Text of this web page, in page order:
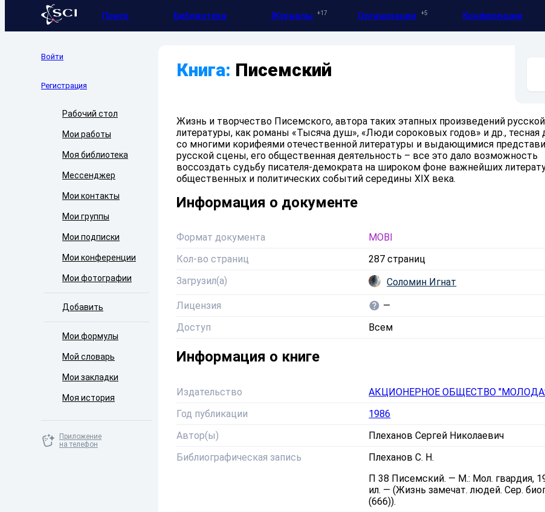
Поиск Библиотека Журналы 17 Организации 5 Конференции
Войти
Регистрация
Рабочий стол
Мои работы
Моя библиотека
Мессенджер
Мои контакты
Мои группы
Мои подписки
Мои конференции
Мои фотографии
Добавить
Мои формулы
Мой словарь
Мои закладки
Моя история
Приложение
на телефон
Книга: Писемский
Жизнь и творчество Писемского, автора таких этапных произведений русской
литературы, как романы «Тысяча душ», «Люди сороковых годов» и др., тесная
со многими корифеями отечественной литературы и выдающимися
русской сцены, его общественная деятельность – все это дало возможность
воссоздать судьбу писателя-демократа на широком фоне важнейших
общественных и политических событий середины XIX века.
Информация о документе
Формат документа
MOBI
Кол-во страниц
287 страниц
Загрузил(а)
Соломин Игнат
Лицензия
—
Доступ
Всем
Информация о книге
Издательство
АКЦИОНЕРНОЕ ОБЩЕСТВО
Год публикации
1986
Автор(ы)
Плеханов Сергей Николаевич
Библиографическая запись
Плеханов С. Н.
П 38 Писемский. — М.: Мол. гвардия,
ил. — (Жизнь замечат. людей. Сер.
(666)).